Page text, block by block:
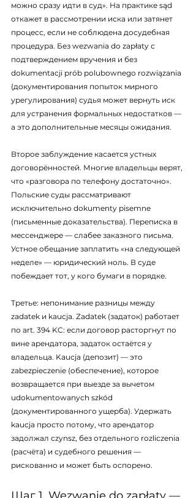
можно сразу идти в суд». На практике sąd
откажет в рассмотрении иска или затянет
процесс, если не соблюдена досудебная
процедура. Без wezwania do zapłaty с
подтверждением вручения и без
dokumentacji prób polubownego rozwiązania
(документирования попыток мирного
урегулирования) судья может вернуть иск
для устранения формальных недостатков —
а это дополнительные месяцы ожидания.
Второе заблуждение касается устных
договорённостей. Многие владельцы верят,
что «разговора по телефону достаточно».
Польские суды рассматривают
исключительно dokumenty pisemne
(письменные доказательства). Переписка в
мессенджере — слабее заказного письма.
Устное обещание заплатить «на следующей
неделе» — юридический ноль. В суде
побеждает тот, у кого бумаги в порядке.
Третье: непонимание разницы между
zadatek и kaucja. Zadatek (задаток) работает
по art. 394 KC: если договор расторгнут по
вине арендатора, задаток остаётся у
владельца. Kaucja (депозит) — это
zabezpieczenie (обеспечение), которое
возвращается при выезде за вычетом
udokumentowanych szkód
(документированного ущерба). Удержать
kaucja просто потому, что арендатор
задолжал czynsz, без отдельного rozliczenia
(расчёта) и судебного решения —
рискованно и может быть оспорено.